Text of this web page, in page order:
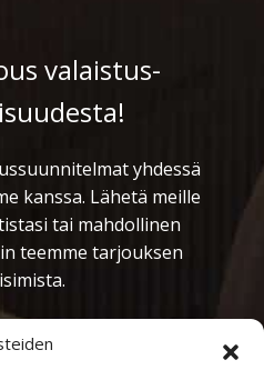
valaistus­
yhdessä
kanssa. Lähetä meille
tai mahdollinen
teemme tarjouksen